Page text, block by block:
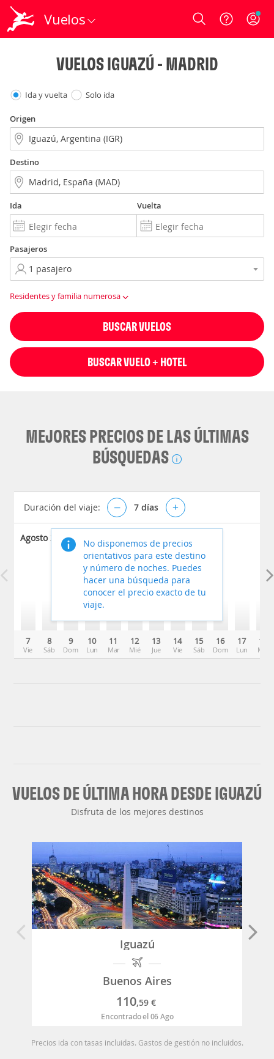
Vuelos Login
VUELOS IGUAZÚ - MADRID
Ida y vuelta Solo ida
Origen
Destino
Ida Vuelta
Pasajeros
Residentes y familia numerosa
BUSCAR VUELOS
BUSCAR VUELO + HOTEL
MEJORES PRECIOS DE LAS ÚLTIMAS
BÚSQUEDAS
Duración del viaje: – 7 días +
Agosto 2026
7
Vie
8
Sáb
9
Dom
10
Lun
11
Mar
12
Mié
13
Jue
14
Vie
15
Sáb
16
Dom
17
Lun
18
Mar
No disponemos de precios
orientativos para este destino
y número de noches. Puedes
hacer una búsqueda para
conocer el precio exacto de tu
viaje.
VUELOS DE ÚLTIMA HORA DESDE IGUAZÚ
Disfruta de los mejores destinos
Iguazú
Buenos Aires
110,59 €
Encontrado el 06 Ago
Precios ida con tasas incluidas. Gastos de gestión no incluidos.